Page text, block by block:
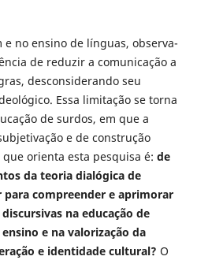
no ensino de línguas, observa-
de reduzir a comunicação a
desconsiderando seu
Essa limitação se torna
de surdos, em que a
e de construção
orienta esta pesquisa é: de
da teoria dialógica de
compreender e aprimorar
na educação de
e na valorização da
e identidade cultural? O